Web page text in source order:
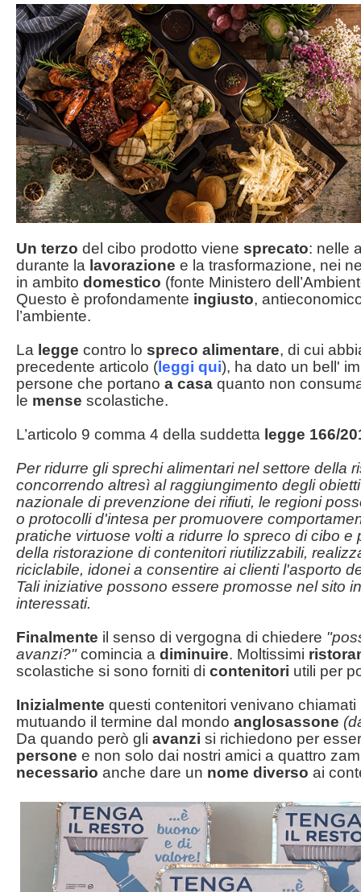
Un terzo del cibo prodotto viene sprecato: nelle
durante la lavorazione e la trasformazione, nei
in ambito domestico (fonte Ministero
Questo è profondamente ingiusto,
l’ambiente.
La legge contro lo spreco alimentare, di cui
precedente articolo (leggi qui), ha dato un bell'
persone che portano a casa quanto non
le mense scolastiche.
L’articolo 9 comma 4 della suddetta legge 166/
Per ridurre gli sprechi alimentari nel settore della
concorrendo altresì al raggiungimento degli
nazionale di prevenzione dei rifiuti, le regioni
o protocolli d'intesa per promuovere
pratiche virtuose volti a ridurre lo spreco di cibo e
della ristorazione di contenitori riutilizzabili,
riciclabile, idonei a consentire ai clienti l'asporto
Tali iniziative possono essere promosse nel sito
interessati.
Finalmente il senso di vergogna di chiedere
avanzi?"comincia a diminuire. Moltissimi
scolastiche si sono forniti di contenitori utili per
Inizialmente questi contenitori venivano chiamati
mutuando il termine dal mondo anglosassone
Da quando però gli avanzi si richiedono per
persone e non solo dai nostri amici a quattro
necessario anche dare un nome diverso ai